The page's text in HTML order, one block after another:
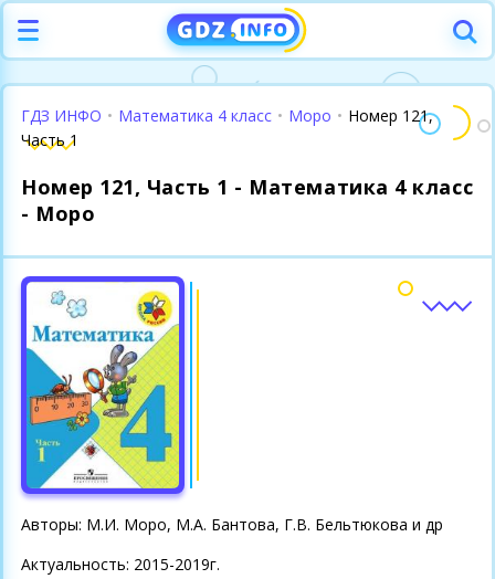
ГДЗ ИНФО • Математика 4 класс • Моро • Номер 121,
Часть 1
Номер 121, Часть 1 - Математика 4 класс
- Моро
Авторы: М.И. Моро, М.А. Бантова, Г.В. Бельтюкова и др
Актуальность: 2015-2019г.